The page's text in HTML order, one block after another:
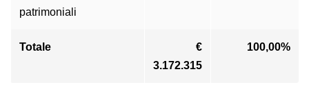
patrimoniali
Totale
€
3.172.315
100,00%